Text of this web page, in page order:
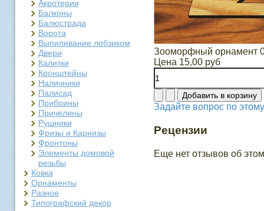
Акротерии
Балконы
Балюстрада
Ворота
Выпиливание лобзиком
Двери
Калитки
Кронштейны
Наличники
Палисад
Прибоины
Причелины
Рушники
Фризы и Карнизы
Фронтоны
Элементы домовой
резьбы
Ковка
Орнаменты
Разное
Типографский декор
Зооморфный орнамент
Цена 15,00 руб
Задайте вопрос по
Рецензии
Еще нет отзывов об